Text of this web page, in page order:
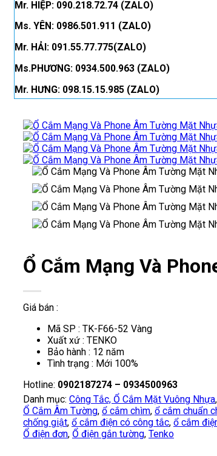
Mr. HIỆP: 090.218.72.74 (ZALO)
Ms. YÊN: 0986.501.911 (ZALO)
Mr. HẢI: 091.55.77.775(ZALO)
Ms.PHƯƠNG: 0934.500.963 (ZALO)
Mr. HƯNG: 098.15.15.985 (ZALO)
Ổ Cắm Mạng Và
Giá bán :
Mã SP : TK-F66-52 Vàng
Xuất xứ : TENKO
Bảo hành : 12 năm
Tình trạng : Mới 100%
Hotline: 0902187274 – 0934500963
Danh mục: Công Tắc, Ổ Cắm Mặt Vuông Nhựa,
Ổ Cắm Âm Tường, ổ cắm chìm, ổ cắm chuẩn
chống giật, ổ cắm điện có công tắc, ổ cắm
Ổ điện đơn, Ổ điện gắn tường, Tenko